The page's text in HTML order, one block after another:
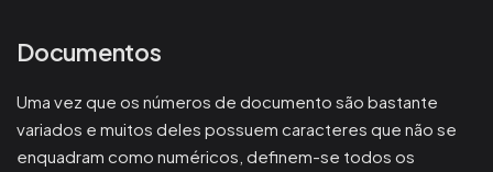
Documentos
Uma vez que os números de documento são bastante
variados e muitos deles possuem caracteres que não se
enquadram como numéricos, definem-se todos os